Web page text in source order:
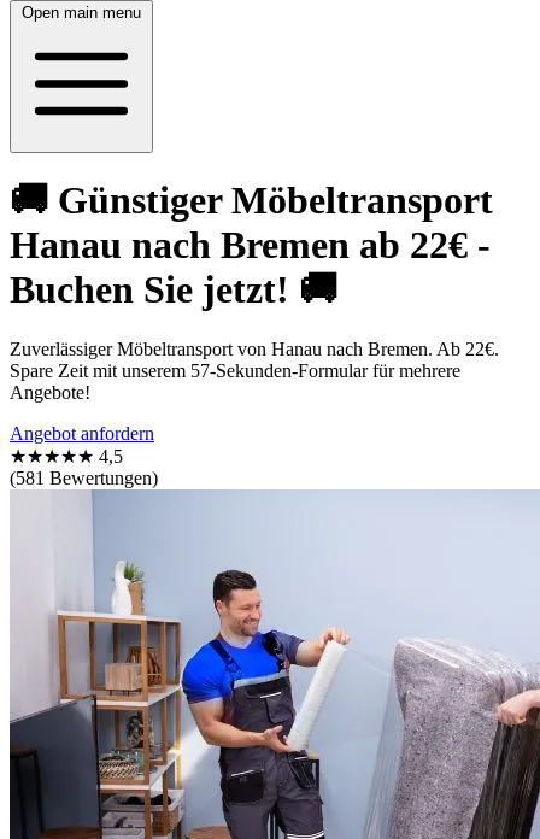
Open main menu
🚚 Günstiger Möbeltransport
Hanau nach Bremen ab 22€ -
Buchen Sie jetzt! 🚚
Zuverlässiger Möbeltransport von Hanau nach Bremen. Ab 22€.
Spare Zeit mit unserem 57-Sekunden-Formular für mehrere
Angebote!
Angebot anfordern
★★★★★ 4,5
(581 Bewertungen)